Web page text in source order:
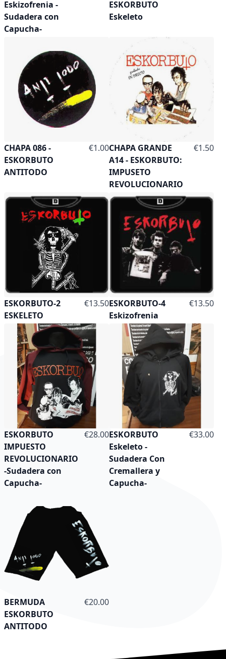
Eskizofrenia -
Sudadera con
Capucha-
ESKORBUTO
Eskeleto
CHAPA 086 -
ESKORBUTO
ANTITODO
€1.00CHAPA GRANDE
A14 - ESKORBUTO:
IMPUSETO
REVOLUCIONARIO
€1.50
ESKORBUTO-2
ESKELETO
As low as
€13.50ESKORBUTO-4
Eskizofrenia
As low as
€13.50
ESKORBUTO
IMPUESTO
REVOLUCIONARIO
-Sudadera con
Capucha-
As low as
€28.00ESKORBUTO
Eskeleto -
Sudadera Con
Cremallera y
Capucha-
€33.00
BERMUDA
ESKORBUTO
ANTITODO
As low as
€20.00